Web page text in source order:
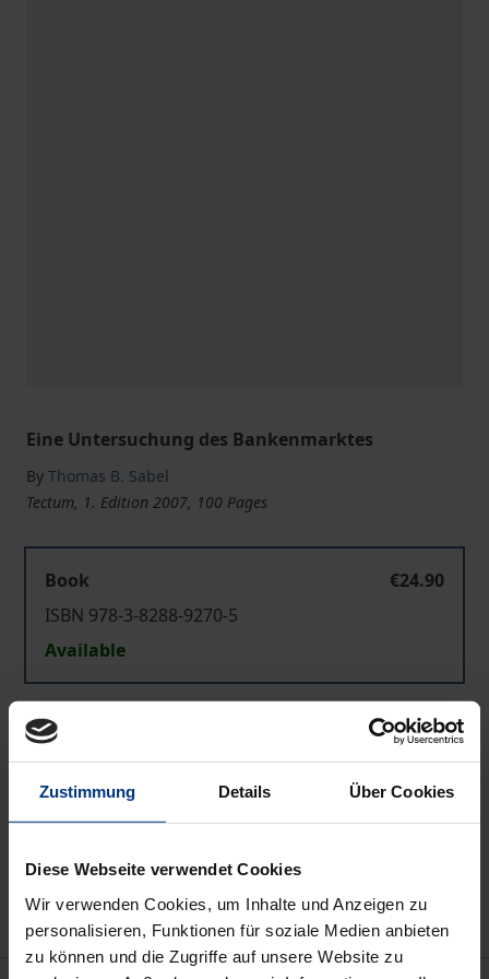
Zustimmung Details Über Cookies
Diese Webseite verwendet Cookies
Wir verwenden Cookies, um Inhalte und Anzeigen zu
personalisieren, Funktionen für soziale Medien anbieten
zu können und die Zugriffe auf unsere Website zu
Eine Untersuchung des Bankenmarktes
By Thomas B. Sabel
Tectum, 1. Edition 2007, 100 Pages
Book
€24.90
ISBN 978-3-8288-9270-5
Available
Prices include VAT. Depending on the delivery address, VAT
may vary at checkout.
Delivery cost notice